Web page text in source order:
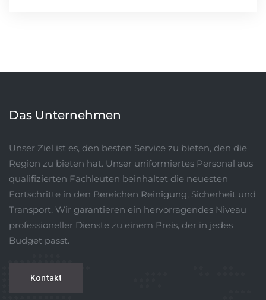
Das Unternehmen
Unser Ziel ist es, den besten Service zu bieten, den die
Region zu bieten hat. Unser uniformiertes Personal aus
qualifizierten Fachleuten beinhaltet die neuesten
Fortschritte in den Bereichen Reinigung, Sicherheit und
Transport. Wir garantieren ein hervorragendes Niveau
professioneller Dienste zu einem Preis, der in jedes
Budget passt.
Kontakt